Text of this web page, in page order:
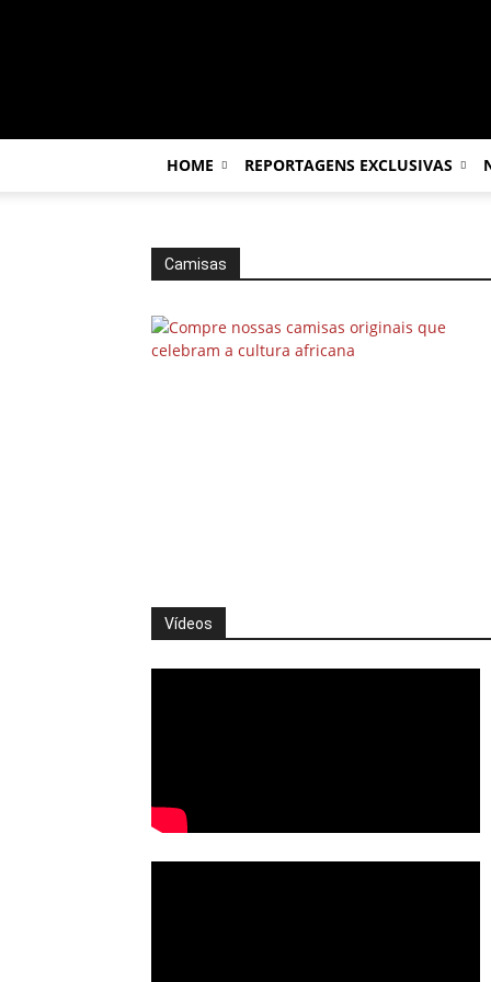
HOME REPORTAGENS EXCLUSIVAS
Camisas
Vídeos